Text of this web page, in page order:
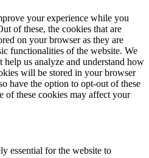
your experience while you
of these, the cookies that are
on your browser as they are
functionalities of the website. We
help us analyze and understand how
will be stored in your browser
have the option to opt-out of these
of these cookies may affect your
essential for the website to